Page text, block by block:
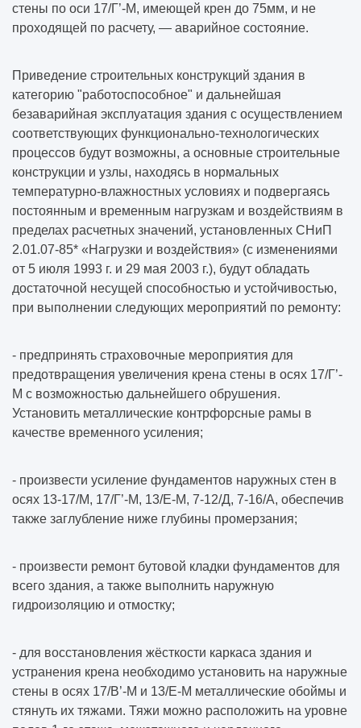
стены по оси 17/Г’-М, имеющей крен до 75мм, и не
проходящей по расчету, — аварийное состояние.
Приведение строительных конструкций здания в
категорию "работоспособное" и дальнейшая
безаварийная эксплуатация здания с осуществлением
соответствующих функционально-технологических
процессов будут возможны, а основные строительные
конструкции и узлы, находясь в нормальных
температурно-влажностных условиях и подвергаясь
постоянным и временным нагрузкам и воздействиям в
пределах расчетных значений, установленных СНиП
2.01.07-85* «Нагрузки и воздействия» (с изменениями
от 5 июля 1993 г. и 29 мая 2003 г.), будут обладать
достаточной несущей способностью и устойчивостью,
при выполнении следующих мероприятий по ремонту:
- предпринять страховочные мероприятия для
предотвращения увеличения крена стены в осях 17/Г’-
М с возможностью дальнейшего обрушения.
Установить металлические контрфорсные рамы в
качестве временного усиления;
- произвести усиление фундаментов наружных стен в
осях 13-17/М, 17/Г’-М, 13/Е-М, 7-12/Д, 7-16/А, обеспечив
также заглубление ниже глубины промерзания;
- произвести ремонт бутовой кладки фундаментов для
всего здания, а также выполнить наружную
гидроизоляцию и отмостку;
- для восстановления жёсткости каркаса здания и
устранения крена необходимо установить на наружные
стены в осях 17/В’-М и 13/Е-М металлические обоймы и
стянуть их тяжами. Тяжи можно расположить на уровне